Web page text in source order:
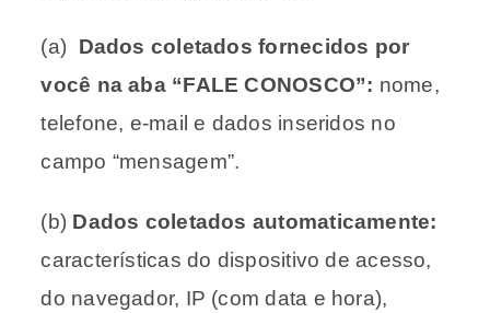
(a) Dados coletados fornecidos por
você na aba “FALE CONOSCO”: nome,
telefone, e-mail e dados inseridos no
campo “mensagem”.
(b) Dados coletados automaticamente:
características do dispositivo de acesso,
do navegador, IP (com data e hora),